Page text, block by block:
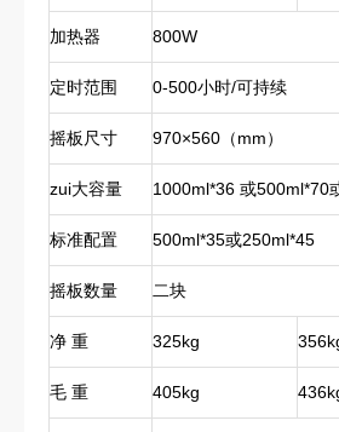
加热器 800W
定时范围 0-500小时/可持续
摇板尺寸 970×560（mm）
zui大容量 1000ml*36 或500ml*70
标准配置 500ml*35或250ml*45
摇板数量 二块
净 重 325kg
毛 重 405kg